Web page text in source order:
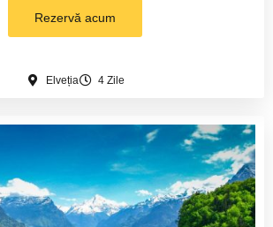
Rezervă acum
Elveția 4 Zile